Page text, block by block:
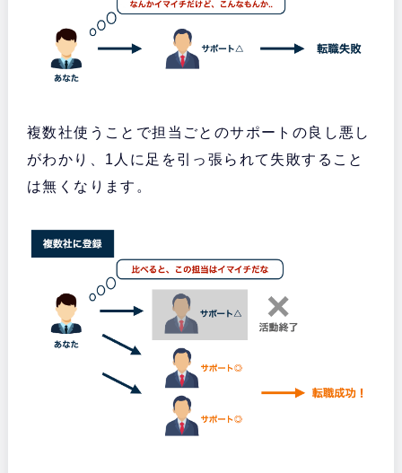
複数社使うことで担当ごとのサポートの良し悪し
がわかり、1人に足を引っ張られて失敗すること
は無くなります。